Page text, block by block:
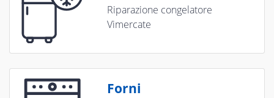
Riparazione congelatore
Vimercate
Forni